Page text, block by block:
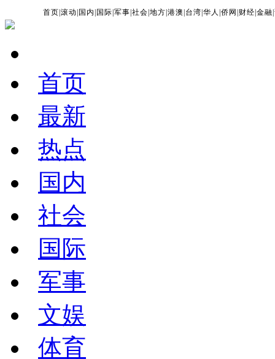
首页 |滚动 国内 国际 |军事 |社会 |地方 |港澳 台湾 |华人 |侨网 财经 |金融 |
首页
最新
热点
国内
社会
国际
军事
文娱
体育